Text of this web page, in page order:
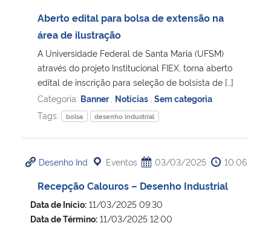
Aberto edital para bolsa de extensão na
área de ilustração
A Universidade Federal de Santa Maria (UFSM)
através do projeto Institucional FIEX, torna aberto
edital de inscrição para seleção de bolsista de […]
Categoria: Banner Notícias Sem categoria
Tags:
bolsa desenho industrial
Desenho Ind Eventos 03/03/2025 10:06
Recepção Calouros – Desenho Industrial
Data de Início: 11/03/2025 09:30
Data de Término: 11/03/2025 12:00